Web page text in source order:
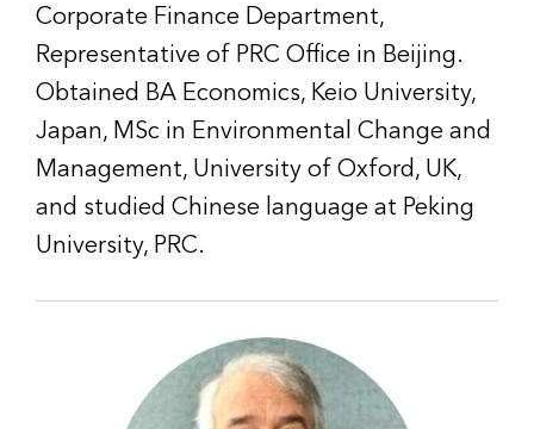
Corporate Finance Department,
Representative of PRC Office in Beijing.
Obtained BA Economics, Keio University,
Japan, MSc in Environmental Change and
Management, University of Oxford, UK,
and studied Chinese language at Peking
University, PRC.